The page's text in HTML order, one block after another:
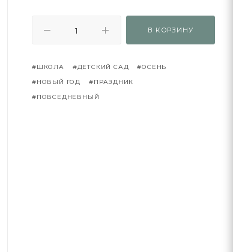
В КОРЗИНУ
#ШКОЛА #ДЕТСКИЙ САД
#ОСЕНЬ
#НОВЫЙ ГОД
#ПРАЗДНИК
#ПОВСЕДНЕВНЫЙ